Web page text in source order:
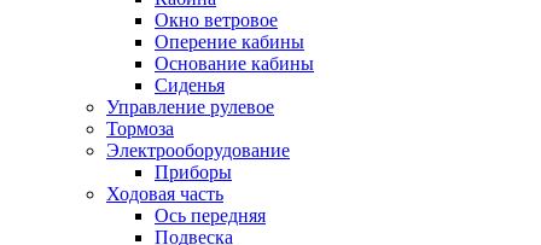
Окно ветровое
Оперение кабины
Основание кабины
Сиденья
Управление рулевое
Тормоза
Электрооборудование
Приборы
Ходовая часть
Ось передняя
Подвеска